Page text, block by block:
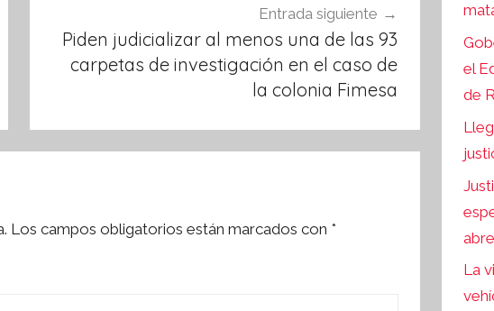
Entrada siguiente
Piden judicializar al menos una de las 93
carpetas de investigación en el caso de
la colonia Fimesa
Los campos obligatorios están marcados con *
el
de
La